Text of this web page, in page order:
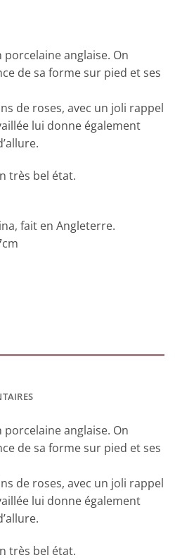
anglaise. On
de sa forme sur pied et ses
de roses, avec un joli rappel
lui donne également
très bel état.
fait en Angleterre.
anglaise. On
de sa forme sur pied et ses
de roses, avec un joli rappel
lui donne également
très bel état.